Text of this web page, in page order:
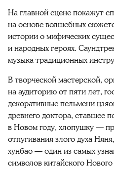
На главной сцене покажут
на основе волшебных
истории о мифических
и народных героях.
музыка традиционных
В творческой мастерской,
на аудиторию от пяти лет,
декоративныепельмени
древнего доктора, ставшее
в Новом году, хлопушку —
отпугивания злого духа
хунбао — один из самых
символов китайского Нового